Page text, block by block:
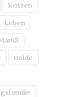
Kotzen
Leben
müde